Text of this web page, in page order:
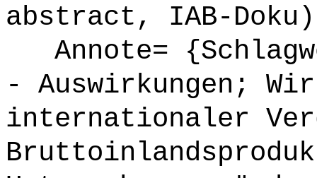
abstract, IAB-
Annote=
- Auswirkungen;
internationaler